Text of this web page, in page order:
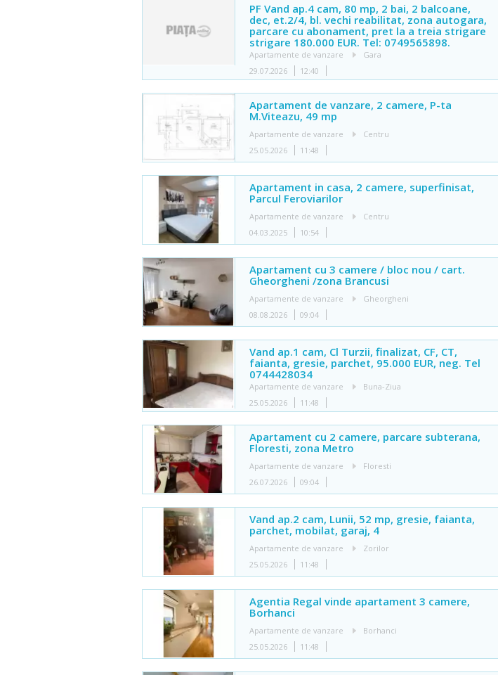
PF Vand ap.4 cam, 80 mp, 2 bai, 2 balcoane,
dec, et.2/4, bl. vechi reabilitat, zona autogara,
parcare cu abonament, pret la a treia strigare
strigare 180.000 EUR. Tel: 0749565898.
Apartamente de vanzare
Gara
29.07.2026
12:40
Apartament de vanzare, 2 camere, P-ta
M.Viteazu, 49 mp
Apartamente de vanzare
Centru
25.05.2026
11:48
Apartament in casa, 2 camere, superfinisat,
Parcul Feroviarilor
Apartamente de vanzare
Centru
04.03.2025
10:54
Apartament cu 3 camere / bloc nou / cart.
Gheorgheni /zona Brancusi
Apartamente de vanzare
Gheorgheni
08.08.2026
09:04
Vand ap.1 cam, Cl Turzii, finalizat, CF, CT,
faianta, gresie, parchet, 95.000 EUR, neg. Tel
0744428034
Apartamente de vanzare
Buna-Ziua
25.05.2026
11:48
Apartament cu 2 camere, parcare subterana,
Floresti, zona Metro
Apartamente de vanzare
Floresti
26.07.2026
09:04
Vand ap.2 cam, Lunii, 52 mp, gresie, faianta,
parchet, mobilat, garaj, 4
Apartamente de vanzare
Zorilor
25.05.2026
11:48
Agentia Regal vinde apartament 3 camere,
Borhanci
Apartamente de vanzare
Borhanci
25.05.2026
11:48